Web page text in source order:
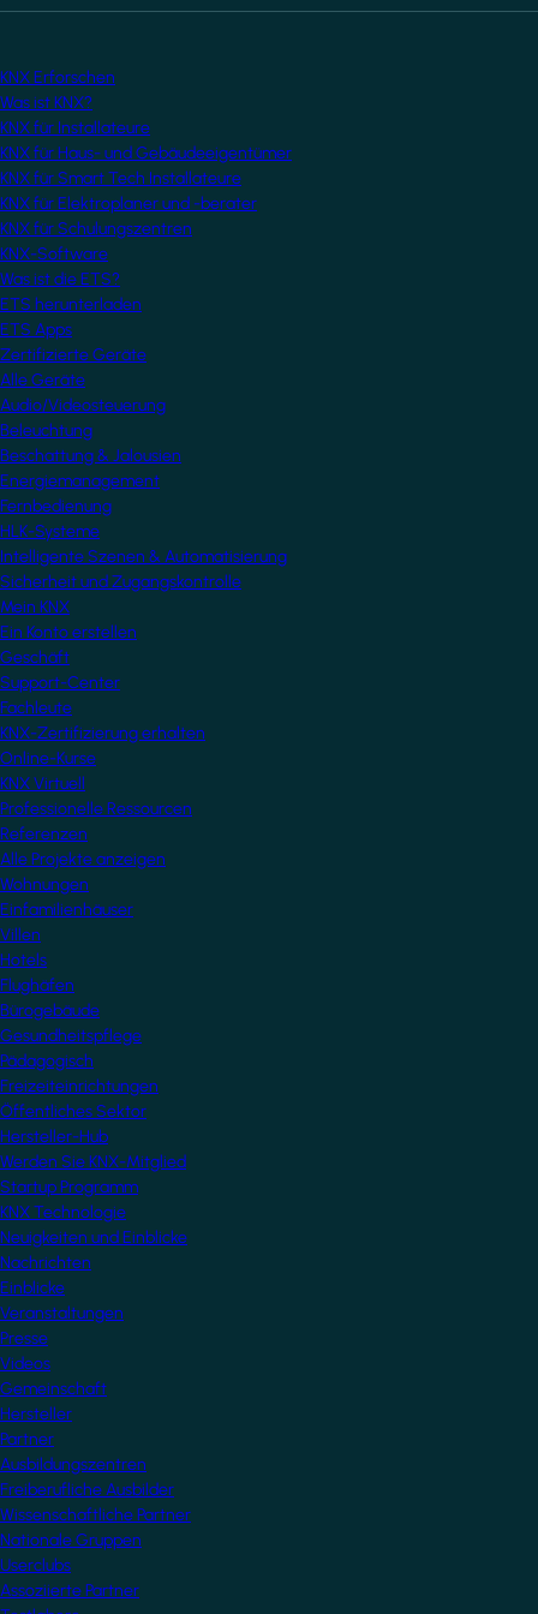
KNX Erforschen
Was ist KNX?
KNX für Installateure
KNX für Haus- und Gebäudeeigentümer
KNX für Smart Tech Installateure
KNX für Elektroplaner und -berater
KNX für Schulungszentren
KNX-Software
Was ist die ETS?
ETS herunterladen
ETS Apps
Zertifizierte Geräte
Alle Geräte
Audio/Videosteuerung
Beleuchtung
Beschattung & Jalousien
Energiemanagement
Fernbedienung
HLK-Systeme
Intelligente Szenen & Automatisierung
Sicherheit und Zugangskontrolle
Mein KNX
Ein Konto erstellen
Geschäft
Support-Center
Fachleute
KNX-Zertifizierung erhalten
Online-Kurse
KNX Virtuell
Professionelle Ressourcen
Referenzen
Alle Projekte anzeigen
Wohnungen
Einfamilienhäuser
Villen
Hotels
Flughäfen
Bürogebäude
Gesundheitspflege
Pädagogisch
Freizeiteinrichtungen
Öffentliches Sektor
Hersteller-Hub
Werden Sie KNX-Mitglied
Startup Programm
KNX Technologie
Neuigkeiten und Einblicke
Nachrichten
Einblicke
Veranstaltungen
Presse
Videos
Gemeinschaft
Hersteller
Partner
Ausbildungszentren
Freiberufliche Ausbilder
Wissenschaftliche Partner
Nationale Gruppen
Userclubs
Assoziierte Partner